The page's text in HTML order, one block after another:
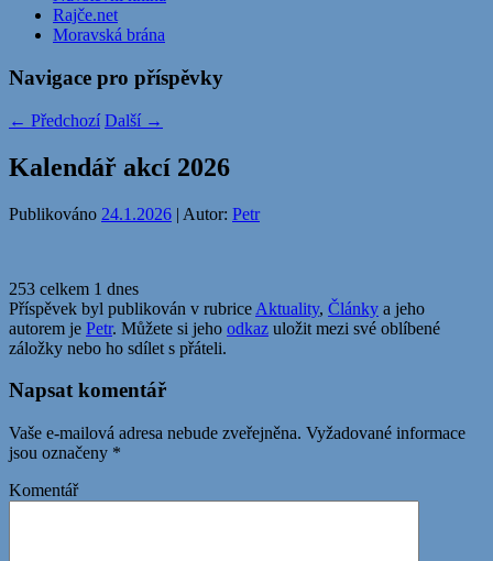
Rajče.net
Moravská brána
Navigace pro příspěvky
← Předchozí Další →
Kalendář akcí 2026
Publikováno 24.1.2026 | Autor: Petr
253 celkem 1 dnes
Příspěvek byl publikován v rubrice Aktuality, Články a jeho
autorem je Petr. Můžete si jeho odkaz uložit mezi své oblíbené
záložky nebo ho sdílet s přáteli.
Napsat komentář
Vaše e-mailová adresa nebude zveřejněna. Vyžadované informace
jsou označeny *
Komentář